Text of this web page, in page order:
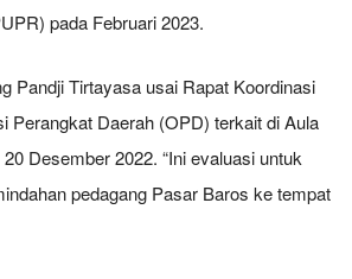
pada Februari 2023.
Pandji Tirtayasa usai Rapat Koordinasi
Perangkat Daerah (OPD) terkait di Aula
Desember 2022. “Ini evaluasi untuk
pedagang Pasar Baros ke tempat